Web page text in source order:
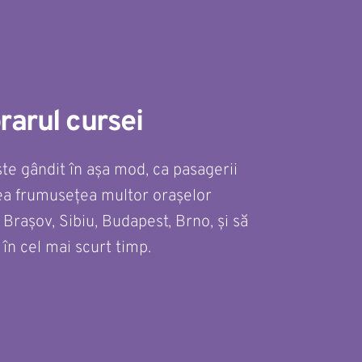
cursei
gândit în așa mod, ca pasagerii
frumusețea multor orașelor
Sibiu, Budapest, Brno, și să
cel mai scurt timp.